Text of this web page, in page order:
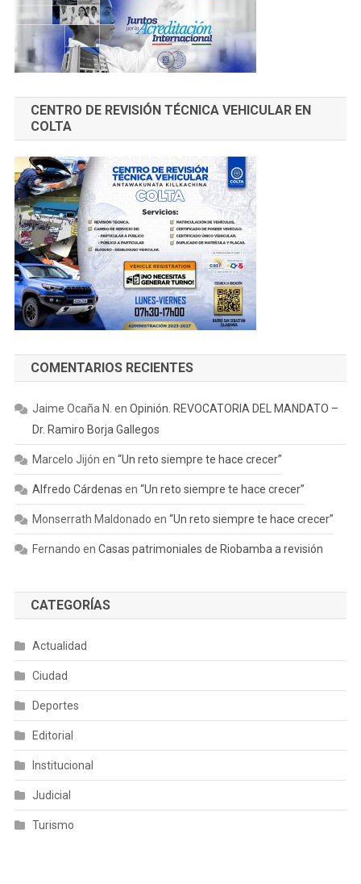
CENTRO DE REVISIÓN TÉCNICA VEHICULAR EN
COLTA
COMENTARIOS RECIENTES
Jaime Ocaña N. en Opinión. REVOCATORIA DEL MANDATO –
Dr. Ramiro Borja Gallegos
Marcelo Jijón en “Un reto siempre te hace crecer”
Alfredo Cárdenas en “Un reto siempre te hace crecer”
Monserrath Maldonado en “Un reto siempre te hace crecer”
Fernando en Casas patrimoniales de Riobamba a revisión
CATEGORÍAS
Actualidad
Ciudad
Deportes
Editorial
Institucional
Judicial
Turismo